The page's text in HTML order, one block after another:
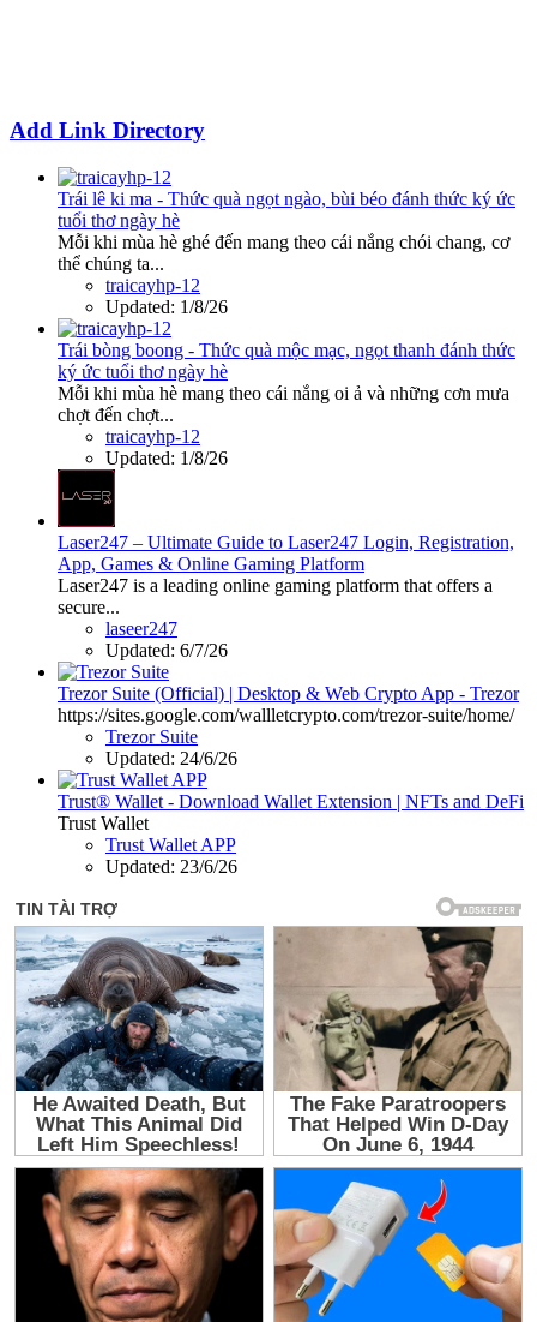
Add Link Directory
Trái lê ki ma - Thức quà ngọt ngào, bùi béo đánh thức ký ức
tuổi thơ ngày hè
Mỗi khi mùa hè ghé đến mang theo cái nắng chói chang, cơ
thể chúng ta...
traicayhp-12
Updated: 1/8/26
Trái bòng boong - Thức quà mộc mạc, ngọt thanh đánh thức
ký ức tuổi thơ ngày hè
Mỗi khi mùa hè mang theo cái nắng oi ả và những cơn mưa
chợt đến chợt...
traicayhp-12
Updated: 1/8/26
Laser247 – Ultimate Guide to Laser247 Login, Registration,
App, Games & Online Gaming Platform
Laser247 is a leading online gaming platform that offers a
secure...
laseer247
Updated: 6/7/26
Trezor Suite (Official) | Desktop & Web Crypto App - Trezor
https://sites.google.com/wallletcrypto.com/trezor-suite/home/
Trezor Suite
Updated: 24/6/26
Trust® Wallet - Download Wallet Extension | NFTs and DeFi
Trust Wallet
Trust Wallet APP
Updated: 23/6/26